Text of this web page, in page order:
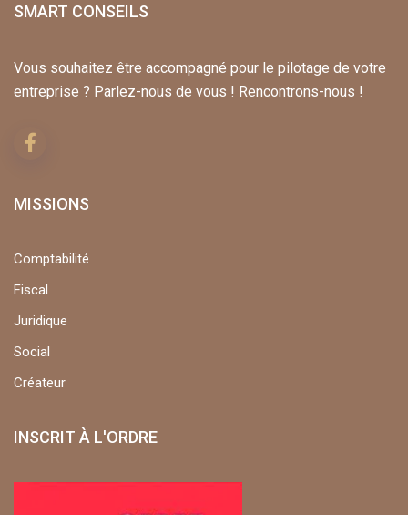
SMART CONSEILS
Vous souhaitez être accompagné pour le pilotage de votre
entreprise ? Parlez-nous de vous ! Rencontrons-nous !
MISSIONS
Comptabilité
Fiscal
Juridique
Social
Créateur
INSCRIT À L'ORDRE